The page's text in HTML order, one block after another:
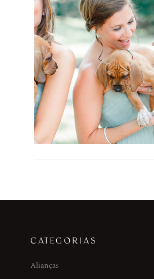
CATEGORIAS
Alianças